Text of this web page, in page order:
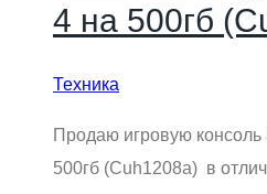
4 на 500гб
Техника
Продаю игровую
500гб (Cuh1208a) в